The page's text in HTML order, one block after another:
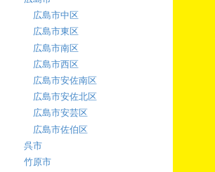
広島市中区
広島市東区
広島市南区
広島市西区
広島市安佐南区
広島市安佐北区
広島市安芸区
広島市佐伯区
呉市
竹原市